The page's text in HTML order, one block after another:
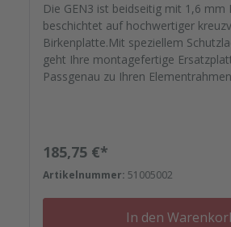
Die GEN3 ist beidseitig mit 1,6 mm
beschichtet auf hochwertiger
Birkenplatte.Mit speziellem
geht Ihre montagefertige
Passgenau zu Ihren
Kunststoffeinsätzen bis zu
Regulärer Preis:
185,75 €*
Artikelnummer: 51005002
In den